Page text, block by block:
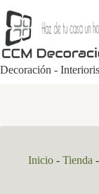
al
contenido
Decoración -
Inicio - Tienda -